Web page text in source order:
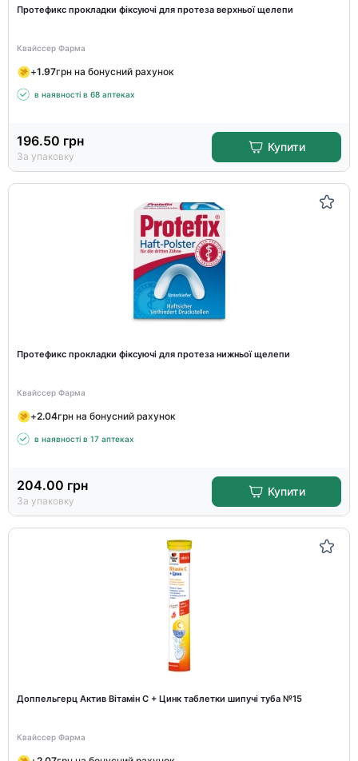
Протефикс прокладки фіксуючі для протеза верхньої щелепи
Квайссер Фарма
+1.97грн на бонусний рахунок
в наявності в 68 аптеках
196.50 грн
За упаковку
Купити
Протефикс прокладки фіксуючі для протеза нижньої щелепи
Квайссер Фарма
+2.04грн на бонусний рахунок
в наявності в 17 аптеках
204.00 грн
За упаковку
Купити
Доппельгерц Актив Вітамін С + Цинк таблетки шипучі туба №15
Квайссер Фарма